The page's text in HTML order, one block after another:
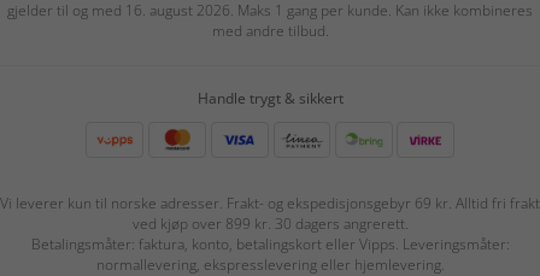
gjelder til og med 16. august 2026. Maks 1 gang per kunde. Kan ikke kombineres
med andre tilbud.
Handle trygt & sikkert
Vi leverer kun til norske adresser. Frakt- og ekspedisjonsgebyr 69 kr. Alltid fri frakt
ved kjøp over 899 kr. 30 dagers angrerett.
Betalingsmåter: faktura, konto, betalingskort eller Vipps. Leveringsmåter:
normallevering, ekspresslevering eller hjemlevering.